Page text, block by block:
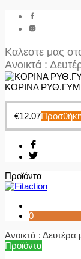
Καλεστε μας
Ανοικτά :
ΚΟΡΙΝΑ ΡΥΘ.ΓΥΜ.
€12.07
Προϊόντα
0
Ανοικτά :
Προϊόντα